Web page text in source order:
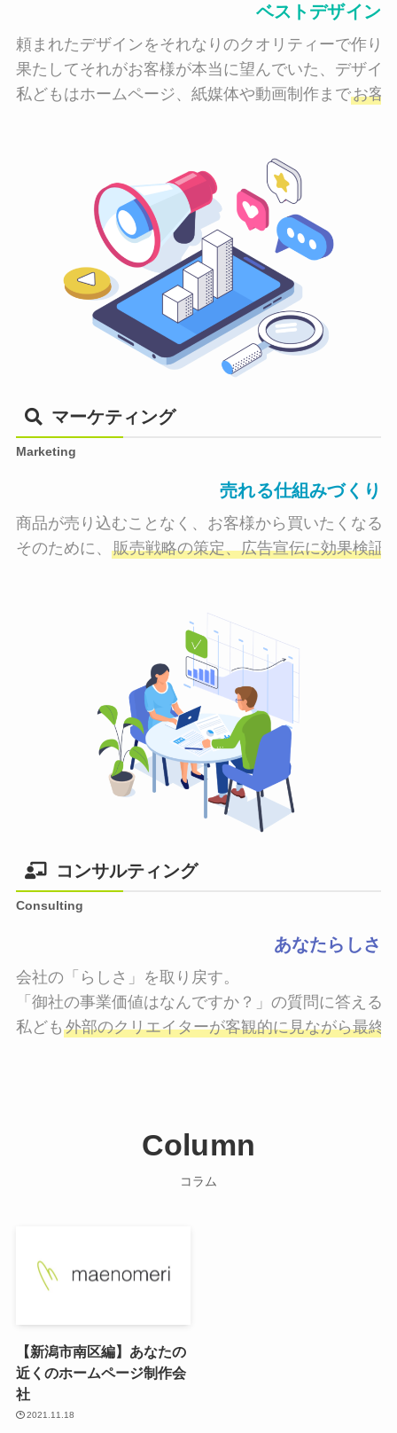
ベストデザイン
頼まれたデザインをそれなりのクオリティーで作り
果たしてそれがお客様が本当に望んでいた、デザイ
私どもはホームページ、紙媒体や動画制作までお客
マーケティング
Marketing
売れる仕組みづくり
商品が売り込むことなく、お客様から買いたくなる
そのために、 販売戦略の策定、広告宣伝に効果検証
コンサルティング
Consulting
あなたらしさ
会社の「らしさ」を取り戻す。
「御社の事業価値はなんですか？」の質問に答える
私ども 外部のクリエイターが客観的に見ながら最終
Column
コラム
【新潟市南区編】あなたの
近くのホームページ制作会
社
2021.11.18